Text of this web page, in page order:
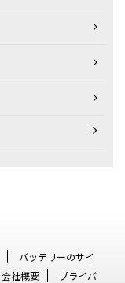
バッテリーのサイ
会社概要
プライバ